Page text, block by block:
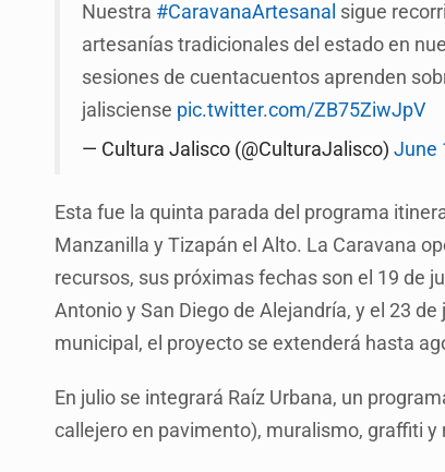
Nuestra #CaravanaArtesanal sigue
artesanías tradicionales del estado en
sesiones de cuentacuentos aprenden
jalisciense pic.twitter.com/ZB75ZiwJpV
— Cultura Jalisco (@CulturaJalisco) June
Esta fue la quinta parada del programa
Manzanilla y Tizapán el Alto. La Caravana
recursos, sus próximas fechas son el 19 de
Antonio y San Diego de Alejandría, y el 23
municipal, el proyecto se extenderá hasta
En julio se integrará Raíz Urbana, un
callejero en pavimento), muralismo, graffiti